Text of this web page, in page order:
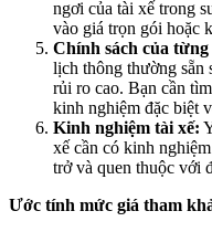
ngơi của tài xế trong
vào giá trọn gói hoặc
Chính sách của từng
lịch thông thường sẵn
rủi ro cao. Bạn cần
kinh nghiệm đặc biệt
Kinh nghiệm tài xế:
xế cần có kinh
trở và quen thuộc với
Ước tính mức giá tham